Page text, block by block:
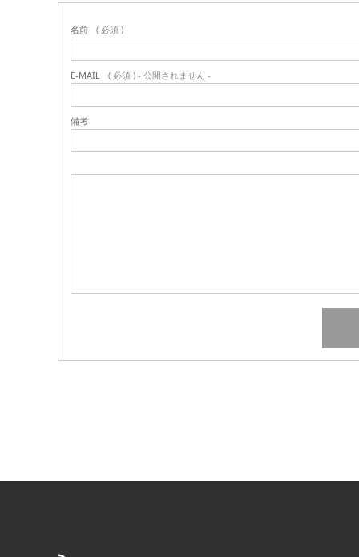
名前 ( 必須 )
E-MAIL ( 必須 ) - 公開されません -
備考